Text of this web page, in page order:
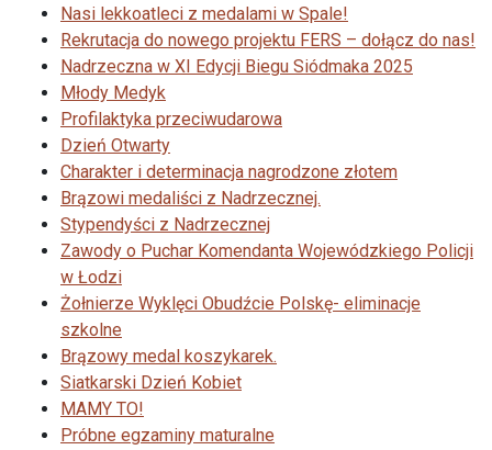
Nasi lekkoatleci z medalami w Spale!
Rekrutacja do nowego projektu FERS – dołącz do nas!
Nadrzeczna w XI Edycji Biegu Siódmaka 2025
Młody Medyk
Profilaktyka przeciwudarowa
Dzień Otwarty
Charakter i determinacja nagrodzone złotem
Brązowi medaliści z Nadrzecznej.
Stypendyści z Nadrzecznej
Zawody o Puchar Komendanta Wojewódzkiego Policji
w Łodzi
Żołnierze Wyklęci Obudźcie Polskę- eliminacje
szkolne
Brązowy medal koszykarek.
Siatkarski Dzień Kobiet
MAMY TO!
Próbne egzaminy maturalne